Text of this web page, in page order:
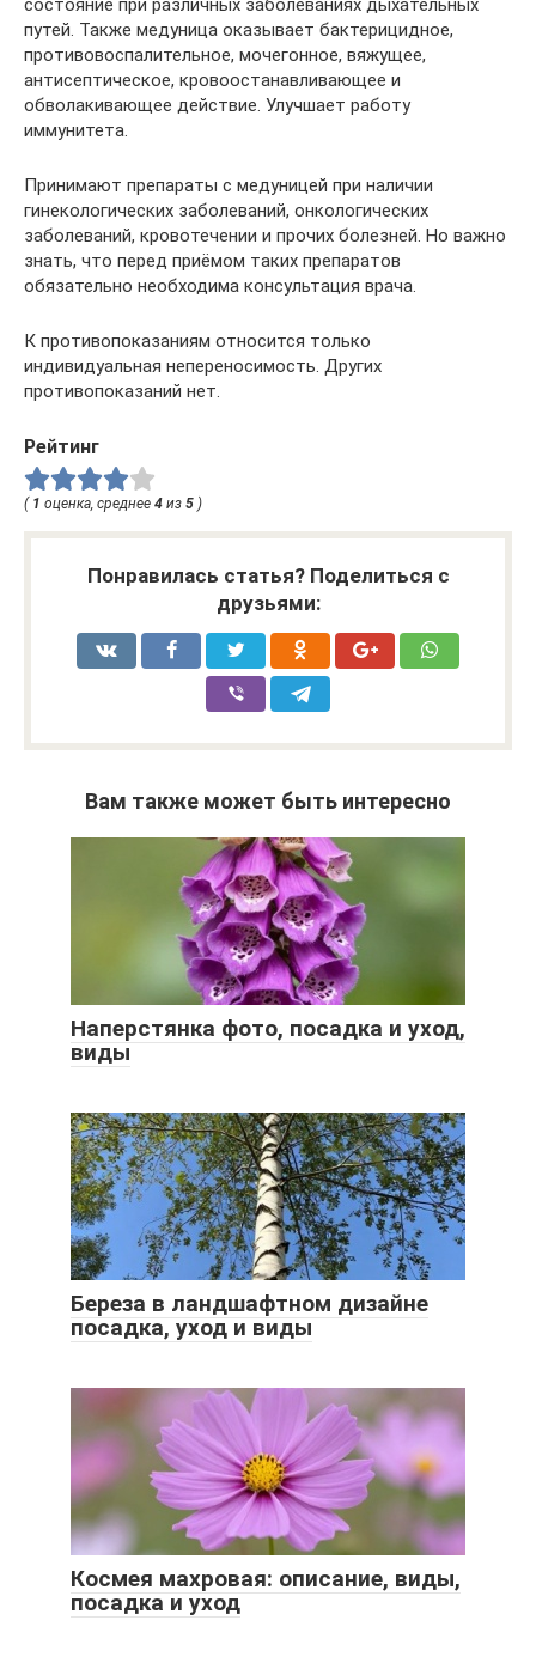
состояние при различных заболеваниях дыхательных
путей. Также медуница оказывает бактерицидное,
противовоспалительное, мочегонное, вяжущее,
антисептическое, кровоостанавливающее и
обволакивающее действие. Улучшает работу
иммунитета.
Принимают препараты с медуницей при наличии
гинекологических заболеваний, онкологических
заболеваний, кровотечении и прочих болезней. Но важно
знать, что перед приёмом таких препаратов
обязательно необходима консультация врача.
К противопоказаниям относится только
индивидуальная непереносимость. Других
противопоказаний нет.
Рейтинг
( 1 оценка, среднее 4 из 5 )
Понравилась статья? Поделиться с
друзьями:
Вам также может быть интересно
Наперстянка фото, посадка и уход,
виды
Береза в ландшафтном дизайне
посадка, уход и виды
Космея махровая: описание, виды,
посадка и уход